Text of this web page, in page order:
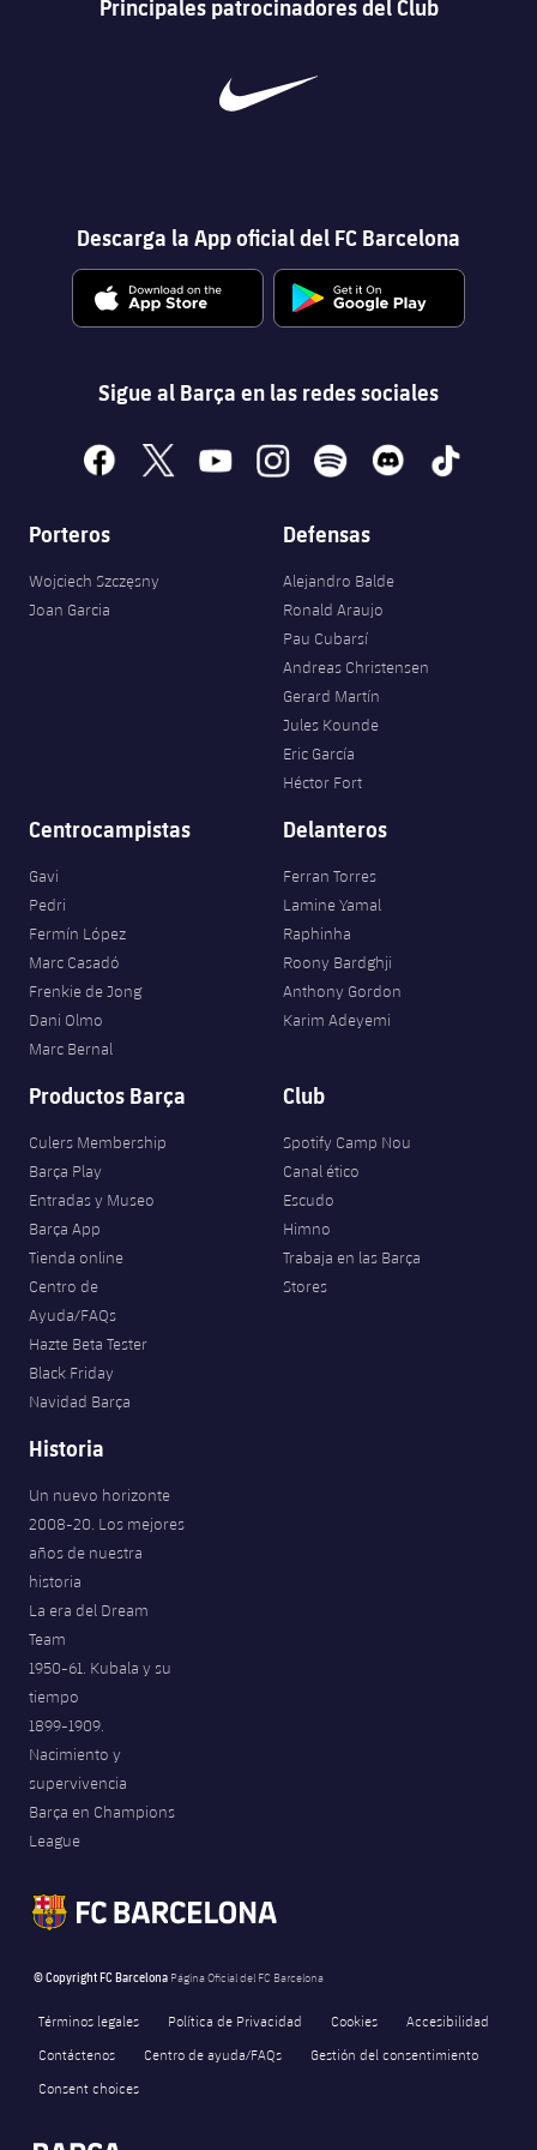
Principales patrocinadores del Club
Descarga la App oficial del FC Barcelona
Sigue al Barça en las redes sociales
facebook
x youtubeinstagramspotify discord tiktok
Porteros
Wojciech Szczęsny
Joan Garcia
Defensas
Alejandro Balde
Ronald Araujo
Pau Cubarsí
Andreas Christensen
Gerard Martín
Jules Kounde
Eric García
Héctor Fort
Centrocampistas
Gavi
Pedri
Fermín López
Marc Casadó
Frenkie de Jong
Dani Olmo
Marc Bernal
Delanteros
Ferran Torres
Lamine Yamal
Raphinha
Roony Bardghji
Anthony Gordon
Karim Adeyemi
Productos Barça
Culers Membership
Barça Play
Entradas y Museo
Barça App
Tienda online
Centro de
Ayuda/FAQs
Hazte Beta Tester
Black Friday
Navidad Barça
Club
Spotify Camp Nou
Canal ético
Escudo
Himno
Trabaja en las Barça
Stores
Historia
Un nuevo horizonte
2008-20. Los mejores
años de nuestra
historia
La era del Dream
Team
1950-61. Kubala y su
tiempo
1899-1909.
Nacimiento y
supervivencia
Barça en Champions
League
© Copyright FC Barcelona Página Oficial del FC Barcelona
Términos legales Política de Privacidad Cookies
Accesibilidad
Contáctenos
Centro de ayuda/FAQs
Gestión del consentimiento
Consent choices